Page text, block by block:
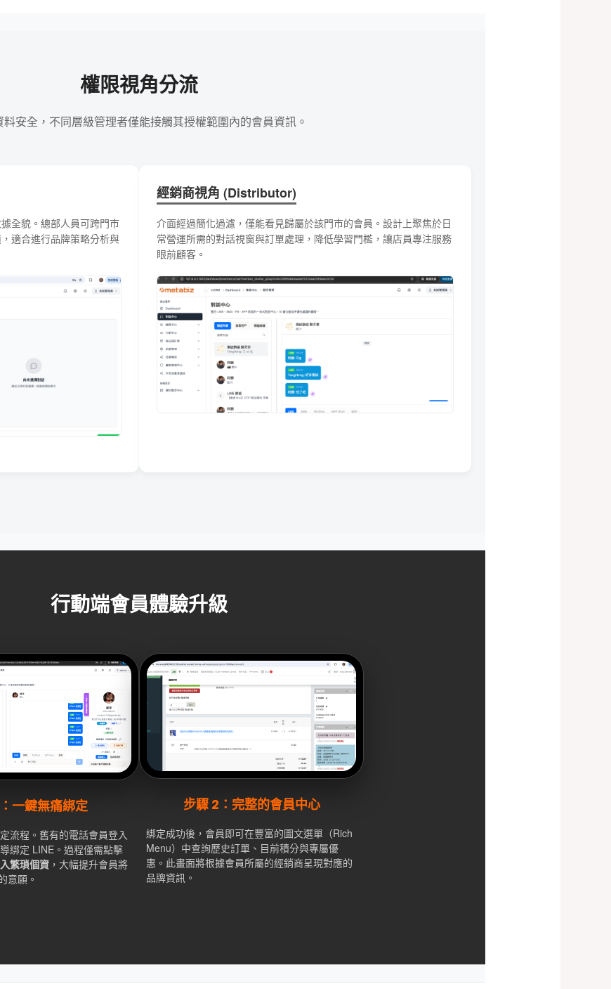
權限視角分流
料安全，不同層級管理者僅能接觸其授權範圍內的會員資訊。
全貌。總部人員可跨門市
適合進行品牌策略分析與
經銷商視角 (Distributor)
介面經過簡化過濾，僅能看見歸屬於該門市的會員。設計上聚焦於日
常營運所需的對話視窗與訂單處理，降低學習門檻，讓店員專注服務
眼前顧客。
行動端會員體驗升級
一鍵無痛綁定
流程。舊有的電話會員登入
綁定 LINE。過程僅需點擊
繁瑣個資 ，大幅提升會員將
意願。
步驟 2：完整的會員中心
綁定成功後，會員即可在豐富的圖文選單（Rich
Menu）中查詢歷史訂單、目前積分與專屬優
惠。此畫面將根據會員所屬的經銷商呈現對應的
品牌資訊。